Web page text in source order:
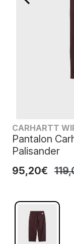
CARHARTT
Pantalon
Palisander
95,20€